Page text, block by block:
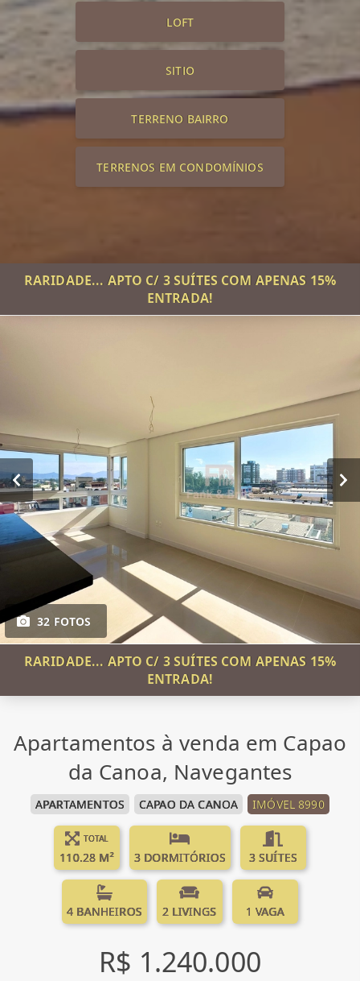
LOFT
SITIO
TERRENO BAIRRO
TERRENOS EM CONDOMÍNIOS
RARIDADE... APTO C/ 3 SUÍTES COM APENAS 15%
ENTRADA!
32 FOTOS
RARIDADE... APTO C/ 3 SUÍTES COM APENAS 15%
ENTRADA!
Apartamentos à venda em Capao
da Canoa, Navegantes
APARTAMENTOS CAPAO DA CANOA IMÓVEL 8990
TOTAL
110.28 M² 3 DORMITÓRIOS 3 SUÍTES
4 BANHEIROS 2 LIVINGS 1 VAGA
R$ 1.240.000